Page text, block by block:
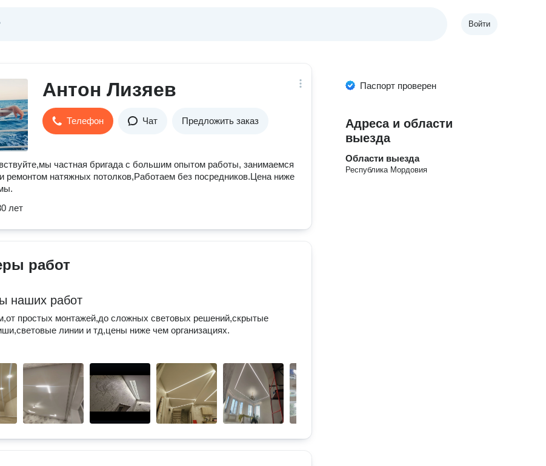
Войти
Антон Лизяев
Телефон Чат Предложить заказ
частная бригада с большим опытом работы, занимаемся
ремонтом натяжных потолков,Работаем без посредников.Цена ниже
лет
работ
наших работ
простых монтажей,до сложных световых решений,скрытые
линии и тд,цены ниже чем организациях.
Паспорт проверен
Адреса и области
выезда
Области выезда
Республика Мордовия